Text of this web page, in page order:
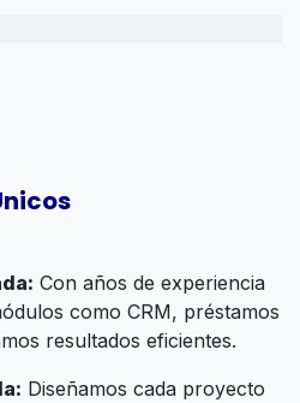
Con años de experiencia
como CRM, préstamos
resultados eficientes.
Diseñamos cada proyecto